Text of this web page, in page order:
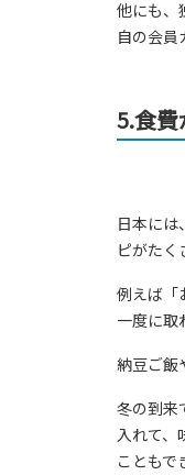
他にも、
自の会員
5.食
日本に
ピがたく
例えば「
一度に取
納豆ご飯
冬の到来
入れて、
こともで